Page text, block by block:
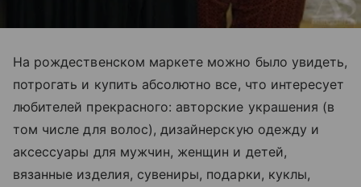
На рождественском маркете можно было увидеть,
потрогать и купить абсолютно все, что интересует
любителей прекрасного: авторские украшения (в
том числе для волос), дизайнерскую одежду и
аксессуары для мужчин, женщин и детей,
вязанные изделия, сувениры, подарки, куклы,